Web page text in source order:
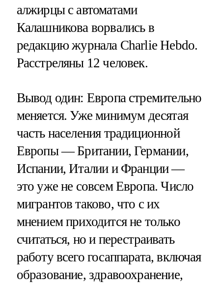
алжирцы с автоматами
Калашникова ворвались в
редакцию журнала Charlie Hebdo.
Расстреляны 12 человек.
Вывод один: Европа стремительно
меняется. Уже минимум десятая
часть населения традиционной
Европы — Британии, Германии,
Испании, Италии и Франции —
это уже не совсем Европа. Число
мигрантов таково, что с их
мнением приходится не только
считаться, но и перестраивать
работу всего госаппарата, включая
образование, здравоохранение,